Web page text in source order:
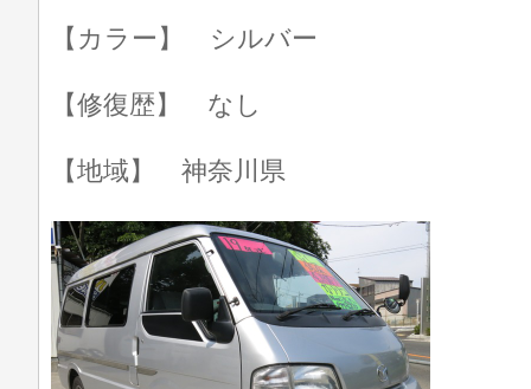
【カラー】 シルバー
【修復歴】 なし
【地域】 神奈川県